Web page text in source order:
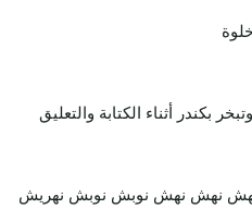
بكندر أثناء الكتابة والتعليق
تهش نهش نهش نوبش نوبش نهريش